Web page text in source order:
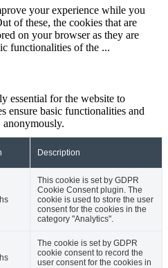
your experience while you
of these, the cookies that are
on your browser as they are
functionalities of the ...
essential for the website to
ensure basic functionalities and
anonymously.
Description
This cookie is set by GDPR
Cookie Consent plugin. The
cookie is used to store the user
consent for the cookies in the
category "Analytics".
The cookie is set by GDPR
cookie consent to record the
user consent for the cookies in